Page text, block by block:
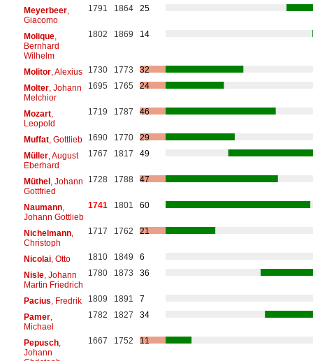
Meyerbeer,
Giacomo
1791 1864 25
Molique,
Bernhard
Wilhelm
1802 1869 14
Molitor, Alexius 1730 1773
32
Molter, Johann
Melchior
1695 1765 24
Mozart,
Leopold
1719 1787 46
Muffat, Gottlieb 1690 1770
29
Müller, August
Eberhard
1767 1817 49
Müthel, Johann
Gottfried
1728 1788 47
Naumann,
Johann Gottlieb
1741 1801 60
Nichelmann,
Christoph
1717 1762 21
Nicolai, Otto 1810 1849
6
Nisle, Johann
Martin Friedrich
1780 1873 36
Pacius , Fredrik 1809 1891
7
Pamer,
Michael
1782 1827 34
Pepusch,
Johann
1667 1752 11